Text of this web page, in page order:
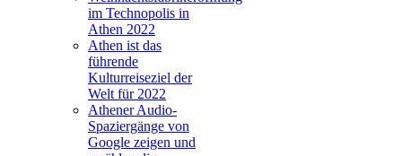
im Technopolis in
Athen 2022
Athen ist das
führende
Kulturreiseziel der
Welt für 2022
Athener Audio-
Spaziergänge von
Google zeigen und